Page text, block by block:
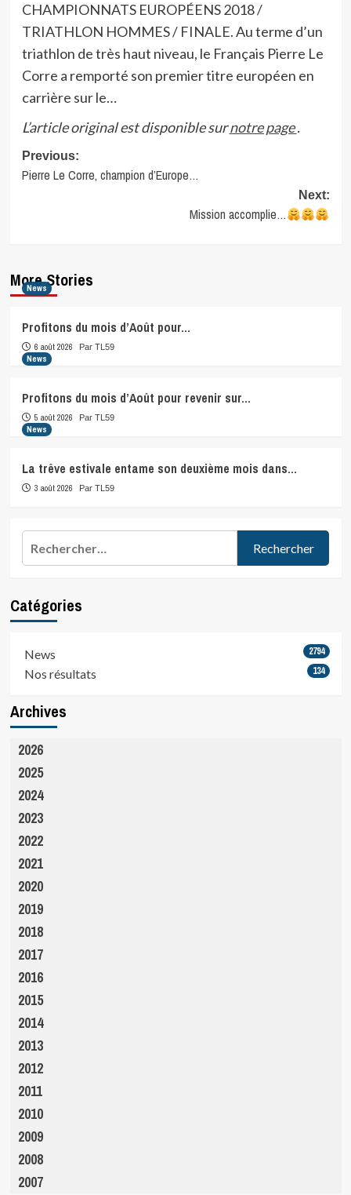
CHAMPIONNATS EUROPÉENS 2018 /
TRIATHLON HOMMES / FINALE. Au terme d’un
triathlon de très haut niveau, le Français Pierre Le
Corre a remporté son premier titre européen en
carrière sur le…
L’article original est disponible surnotre page.
Post
navigation
Previous:
Pierre Le Corre, champion d’Europe…
Next:
Mission accomplie…
More Stories
News
Profitons du mois d’Août pour…
6 août 2026 Par TL59
News
Profitons du mois d’Août pour revenir sur…
5 août 2026 Par TL59
News
La trêve estivale entame son deuxième mois dans…
3 août 2026 Par TL59
Catégories
News 2794
Nos résultats 134
Archives
2026
2025
2024
2023
2022
2021
2020
2019
2018
2017
2016
2015
2014
2013
2012
2011
2010
2009
2008
2007